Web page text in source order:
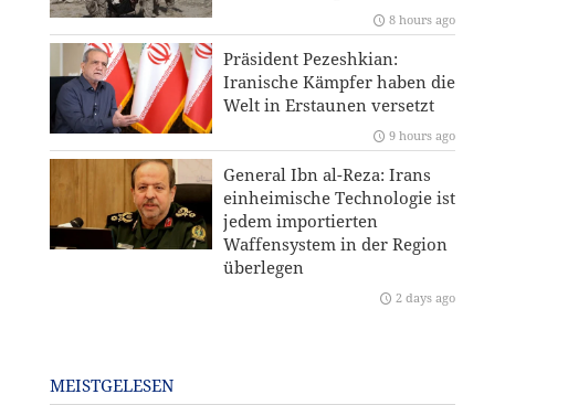
8 hours ago
Präsident Pezeshkian:
Iranische Kämpfer haben die
Welt in Erstaunen versetzt
9 hours ago
General Ibn al-Reza: Irans
einheimische Technologie ist
jedem importierten
Waffensystem in der Region
überlegen
2 days ago
MEISTGELESEN